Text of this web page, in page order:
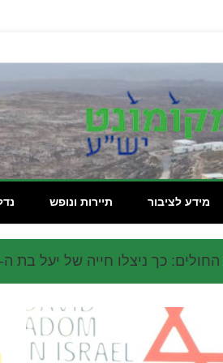
תיירות ונופש מידע לציבור
כך ניצלו חייה של יעל בת ה-5